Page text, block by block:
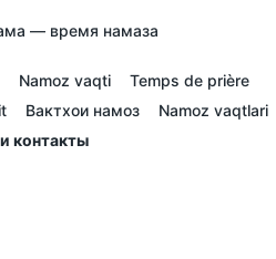
— время намаза
Namoz vaqti
Temps de prière
Вактхои намоз
Namoz vaqtlari
контакты